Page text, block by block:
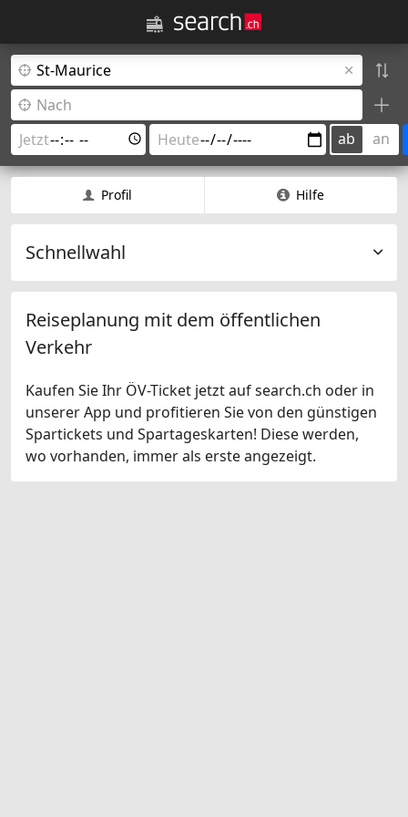
ab an
Profil Hilfe
Schnellwahl
Reiseplanung mit dem öffentlichen
Verkehr
Kaufen Sie Ihr ÖV-Ticket jetzt auf search.ch oder in
unserer App und profitieren Sie von den günstigen
Spartickets und Spartageskarten! Diese werden,
wo vorhanden, immer als erste angezeigt.